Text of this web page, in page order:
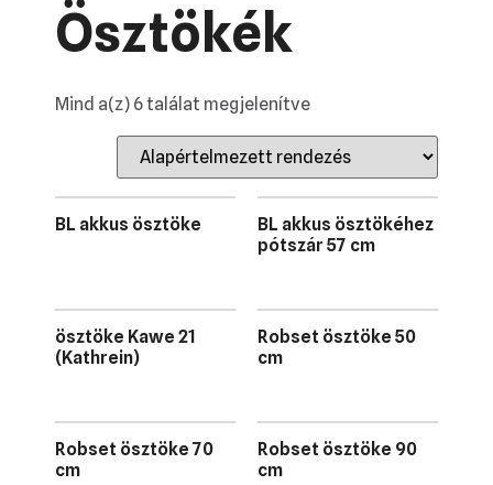
Ösztökék
Mind a(z) 6 találat megjelenítve
BL akkus ösztöke
BL akkus ösztökéhez
pótszár 57 cm
ösztöke Kawe 21
(Kathrein)
Robset ösztöke 50
cm
Robset ösztöke 70
cm
Robset ösztöke 90
cm